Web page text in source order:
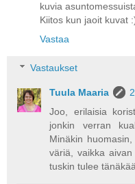
kuvia
Kiitos kun jaoit kuvat
Vastaa
Vastaukset
Tuula Maaria
Joo, erilaisia
jonkin verran
Minäkin
väriä, vaikka
tuskin tulee